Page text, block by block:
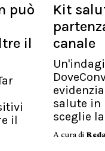
può
il
il
Kit
canale
salute in
sceglie
A cura di